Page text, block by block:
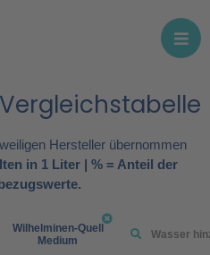
Hersteller übernommen
in 1 Liter | % = Anteil der
Wilhelminen-Quell
Medium